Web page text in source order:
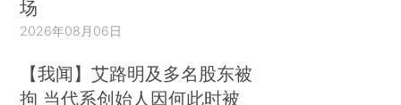
场
2026年08月06日
【我闻】艾路明及多名股东被
拘 当代系创始人因何此时被